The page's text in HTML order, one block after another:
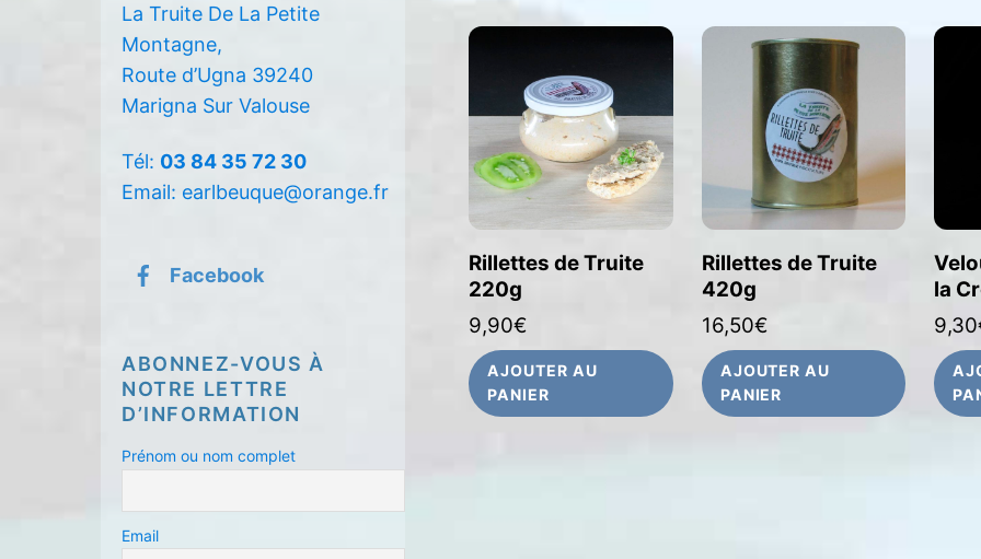
Rillettes de Truite
220g
9,90€
AJOUTER AU
PANIER
Rillettes de Truite
420g
16,50€
AJOUTER AU
PANIER
la
9,30
La Truite De La Petite
Montagne,
Route d’Ugna 39240
Marigna Sur Valouse
Tél: 03 84 35 72 30
Email: earlbeuque@orange.fr
Facebook
ABONNEZ-VOUS À
NOTRE LETTRE
D’INFORMATION
Prénom ou nom complet
Email